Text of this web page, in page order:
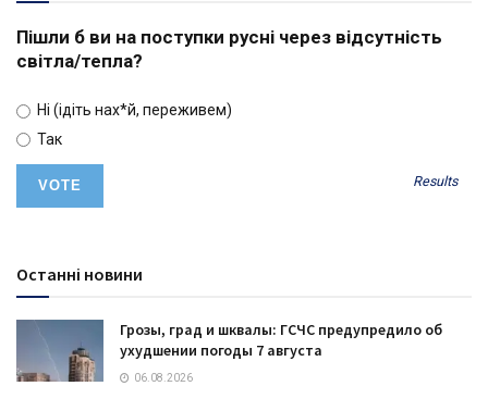
Пішли б ви на поступки русні через відсутність
світла/тепла?
Ні (ідіть нах*й, переживем)
Так
Results
Останні новини
Грозы, град и шквалы: ГСЧС предупредило об
ухудшении погоды 7 августа
06.08.2026